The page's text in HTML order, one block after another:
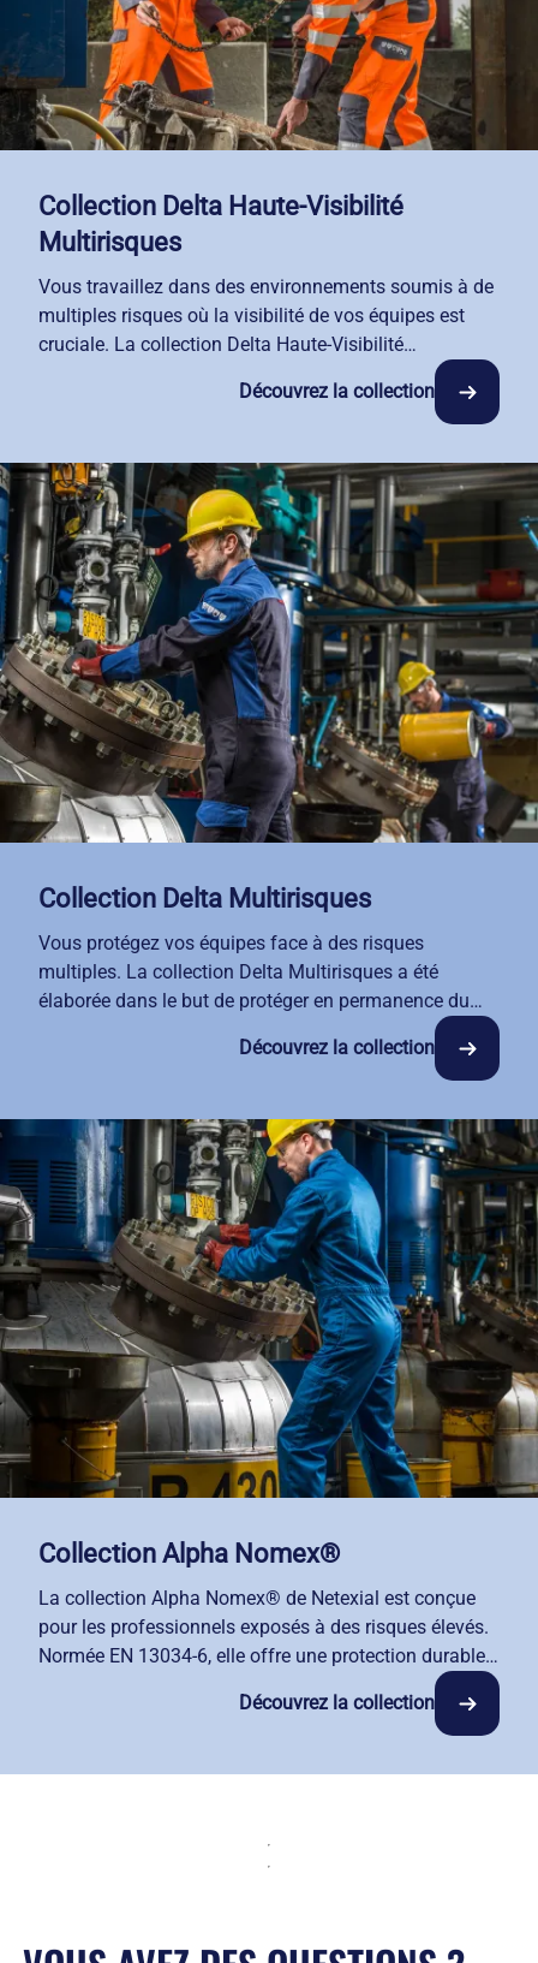
Collection Delta Haute-Visibilité
Multirisques
Vous travaillez dans des environnements soumis à de
multiples risques où la visibilité de vos équipes est
cruciale. La collection Delta Haute-Visibilité
Multirisques combine protection thermique, chimique,
électrique et électrostatique avec une haute visibilité
classe 2. Tissu haute technologie dernière génération,
patronage étudié pour le confort dans tous les
mouvements, nombreuses poches pour la praticité.
Avec notre service de location-entretien, vos EPI
restent conformes aux normes et performants dans le
temps. Nous prenons en charge l'entretien spécialisé
de ces vêtements techniques pour garantir leur
efficacité protectrice.
Découvrez la collection
Collection Delta Multirisques
Vous protégez vos équipes face à des risques
multiples. La collection Delta Multirisques a été
élaborée dans le but de protéger en permanence du
feu ou des arcs électriques, tout en présentant des
propriétés antistatiques et déperlantes aux légères
projections de produits chimiques. Un look travaillé
qui assure un confort au quotidien et une valorisation
de vos collaborateurs.
Découvrez la collection
Collection Alpha Nomex®
La collection Alpha Nomex® de Netexial est conçue
pour les professionnels exposés à des risques élevés.
Normée EN 13034-6, elle offre une protection durable
projections de produits chimiques. Déclinée en
blouson, pantalon, veste et combinaison, elle allie
robustesse, confort et fonctionnalité.
Découvrez la collection